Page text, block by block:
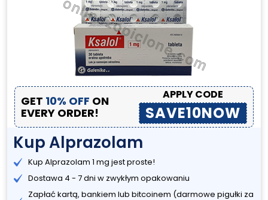
GET 10% OFF ON
EVERY ORDER!
APPLY CODE
SAVE10NOW
Kup Alprazolam
Kup Alprazolam 1 mg jest proste!
Dostawa 4 - 7 dni w zwykłym opakowaniu
Zapłać kartą, bankiem lub bitcoinem (darmowe pigułki za